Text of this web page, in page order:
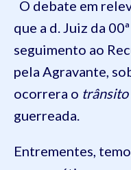
O debate em
que a d. Juiz da
seguimento ao
pela Agravante,
ocorrera o trânsito
guerreada.
Entrementes,